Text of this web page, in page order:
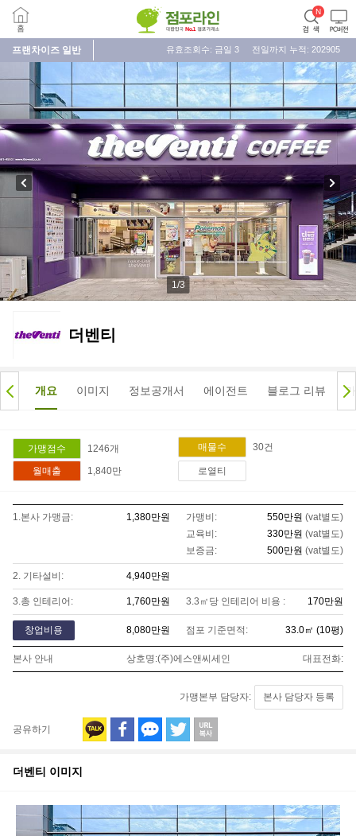
프랜차이즈 일반 유효조회수: 금일 3 전일까지 누적: 202905
1/3
더벤티
개요 이미지 정보공개서 에이전트 블로그 리뷰
가맹점수 1246개 매물수 30건
월매출 1,840만 로열티
1.본사 가맹금: 1,380만원 가맹비: 550만원 (vat별도)
교육비:
330만원 (vat별도)
보증금:
500만원 (vat별도)
2. 기타설비: 4,940만원
3.총 인테리어: 1,760만원 3.3㎡당 인테리어 비용 : 170만원
창업비용 8,080만원 점포 기준면적: 33.0㎡ (10평)
본사 안내 상호명:(주)에스앤씨세인 대표전화:
가맹본부 담당자: 본사 담당자 등록
공유하기
더벤티 이미지